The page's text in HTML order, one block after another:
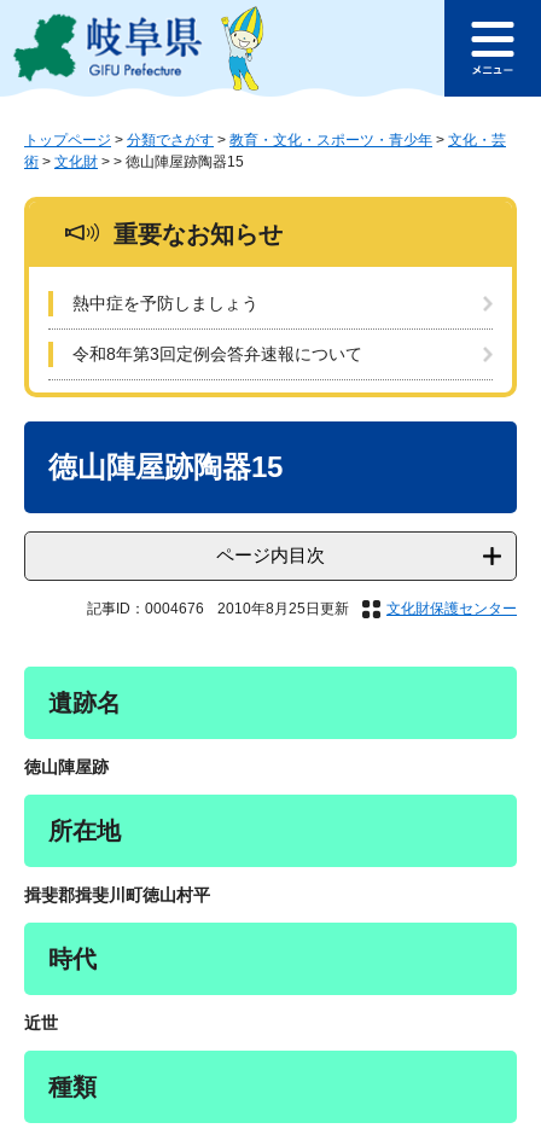
ジ
ュ
このページの本文へ
ュ
トップページ > 分類でさがす > 教育・文化・スポーツ・青少年 > 文化・芸
術 > 文化財 > > 徳山陣屋跡陶器15
重要なお知らせ
熱中症を予防しましょう
令和8年第3回定例会答弁速報について
徳山陣屋跡陶器15
ページ内目次
記事ID：0004676 2010年8月25日更新 文化財保護センター
遺跡名
徳山陣屋跡
所在地
揖斐郡揖斐川町徳山村平
時代
近世
種類